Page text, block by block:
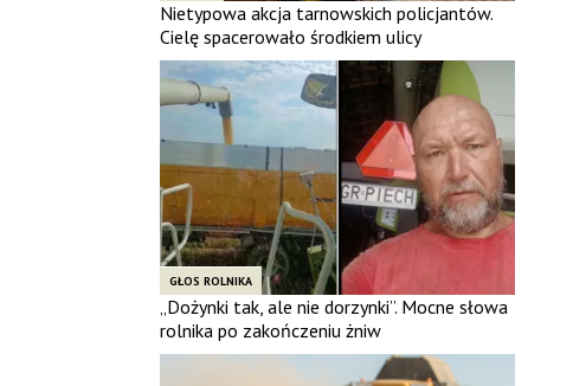
Nietypowa akcja tarnowskich policjantów.
Cielę spacerowało środkiem ulicy
GŁOS ROLNIKA
„Dożynki tak, ale nie dorzynki”. Mocne słowa
rolnika po zakończeniu żniw